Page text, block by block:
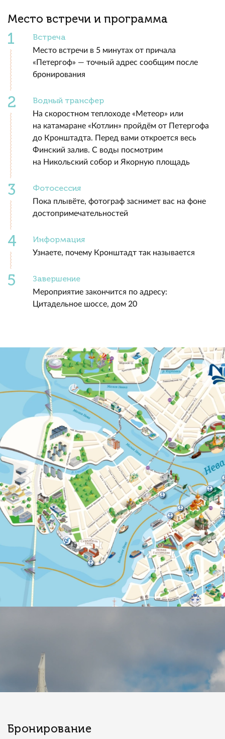
Место встречи и программа
Встреча
Место встречи в 5 минутах от причала
«Петергоф» — точный адрес сообщим после
бронирования
Водный трансфер
На скоростном теплоходе «Метеор» или
на катамаране «Котлин» пройдём от Петергофа
до Кронштадта. Перед вами откроется весь
Финский залив. С воды посмотрим
на Никольский собор и Якорную площадь
Фотосессия
Пока плывёте, фотограф заснимет вас на фоне
достопримечательностей
Информация
Узнаете, почему Кронштадт так называется
Завершение
Мероприятие закончится по адресу:
Цитадельное шоссе, дом 20
Бронирование